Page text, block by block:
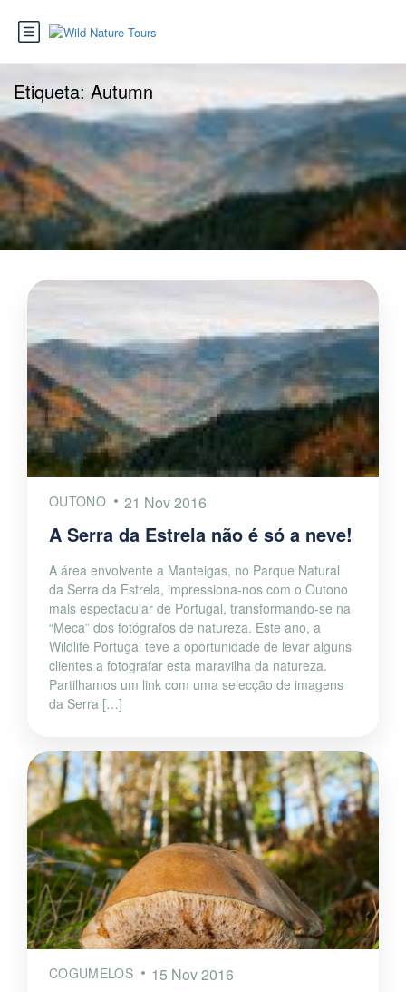
Etiqueta: Autumn
OUTONO 21 Nov 2016
A Serra da Estrela não é só a neve!
A área envolvente a Manteigas, no Parque Natural
da Serra da Estrela, impressiona-nos com o Outono
mais espectacular de Portugal, transformando-se na
“Meca” dos fotógrafos de natureza. Este ano, a
Wildlife Portugal teve a oportunidade de levar alguns
clientes a fotografar esta maravilha da natureza.
Partilhamos um link com uma selecção de imagens
da Serra […]
COGUMELOS 15 Nov 2016